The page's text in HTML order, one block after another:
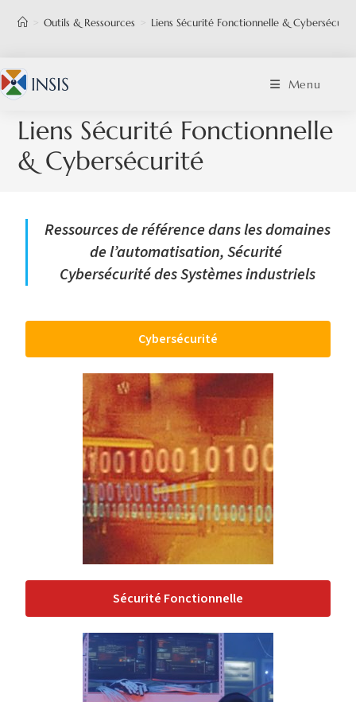
> Outils & Ressources > Liens Sécurité Fonctionnelle &
Menu
Liens Sécurité Fonctionnelle
& Cybersécurité
Ressources de référence dans les domaines
de l’automatisation, Sécurité
Cybersécurité des Systèmes industriels
Cybersécurité
Sécurité Fonctionnelle